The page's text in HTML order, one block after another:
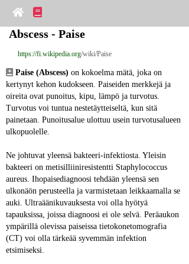
Abscess - Paise
https://fi.wikipedia.org/wiki/Paise
Paise (Abscess) on kokoelma mätä, joka on
kertynyt kehon kudokseen. Paiseiden merkkejä ja
oireita ovat punoitus, kipu, lämpö ja turvotus.
Turvotus voi tuntua nestetäytteiseltä, kun sitä
painetaan. Punoitusalue ulottuu usein turvotusalueen
ulkopuolelle.
Ne johtuvat yleensä bakteeri-infektiosta. Yleisin
bakteeri on metisilliiniresistentti Staphylococcus
aureus. Ihopaisediagnoosi tehdään yleensä sen
ulkonäön perusteella ja varmistetaan leikkaamalla se
auki. Ultraäänikuvauksesta voi olla hyötyä
tapauksissa, joissa diagnoosi ei ole selvä. Peräaukon
ympärillä olevissa paiseissa tietokonetomografia
(CT) voi olla tärkeää syvemmän infektion
etsimiseksi.